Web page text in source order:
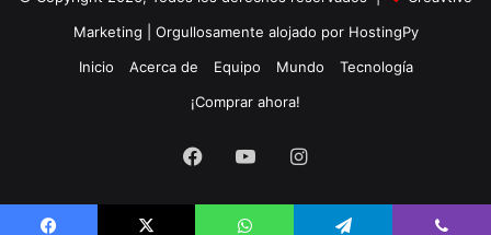
Marketing | Orgullosamente alojado por HostingPy
Inicio
Acerca de Equipo Mundo
Tecnología
¡Comprar ahora!
Facebook
YouTubeInstagram